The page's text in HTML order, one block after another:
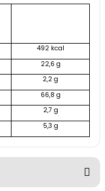
492 kcal
22,6 g
2,2 g
66,8 g
2,7 g
5,3 g